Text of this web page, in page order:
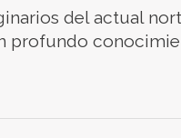
del actual
profundo